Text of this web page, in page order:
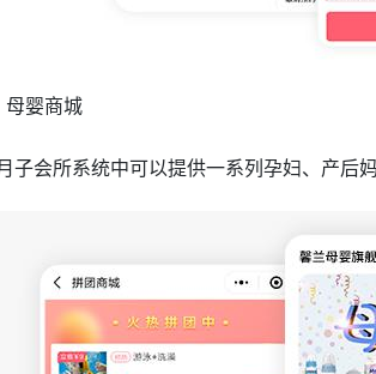
母婴商城
子会所系统中可以提供一系列孕妇、产后